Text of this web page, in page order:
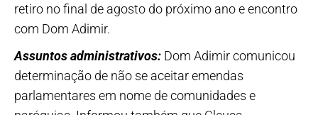
retiro no final de agosto do próximo ano e encontro
com Dom Adimir.
Assuntos administrativos: Dom Adimir comunicou
determinação de não se aceitar emendas
parlamentares em nome de comunidades e